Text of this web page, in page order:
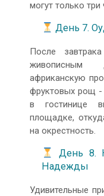
могут только
День 7.
После
живописным
африканскую
фруктовых рощ -
в гостинице
площадке,
на окрестность.
День 8.
Надежды
Удивительные